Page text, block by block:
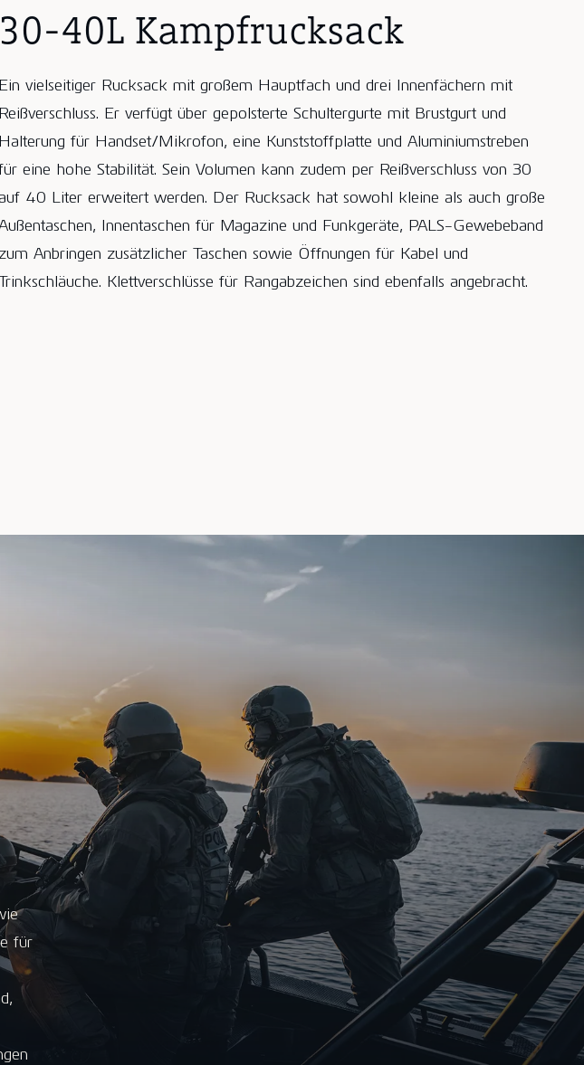
30-40L Kampfrucksack
Ein vielseitiger Rucksack mit großem Hauptfach und drei Innenfächern mit
Reißverschluss. Er verfügt über gepolsterte Schultergurte mit Brustgurt und
Halterung für Handset/Mikrofon, eine Kunststoffplatte und Aluminiumstreben
eine hohe Stabilität. Sein Volumen kann zudem per Reißverschluss von 30
40 Liter erweitert werden. Der Rucksack hat sowohl kleine als auch große
Innentaschen für Magazine und Funkgeräte, PALS-Gewebeband
zum Anbringen zusätzlicher Taschen sowie Öffnungen für Kabel und
Klettverschlüsse für Rangabzeichen sind ebenfalls angebracht.
für